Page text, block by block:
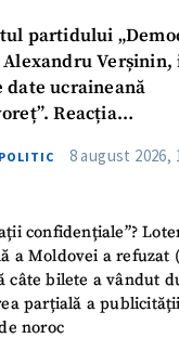
partidului
Alexandru
date ucraineană
Reacția
POLITIC 8 august 2026,
confidențiale”?
a Moldovei a refuzat
câte bilete a vândut
parțială a
noroc